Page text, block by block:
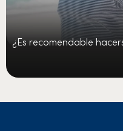
¿Es recomendable